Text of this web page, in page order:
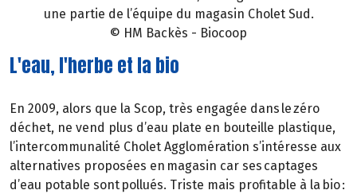
une partie de l’équipe du magasin Cholet Sud.
© HM Backès - Biocoop
L'eau, l'herbe et la bio
En 2009, alors que la Scop, très engagée dans le zéro
déchet, ne vend plus d’eau plate en bouteille plastique,
l’intercommunalité Cholet Agglomération s’intéresse aux
alternatives proposées en magasin car ses captages
d’eau potable sont pollués. Triste mais profitable à la bio :